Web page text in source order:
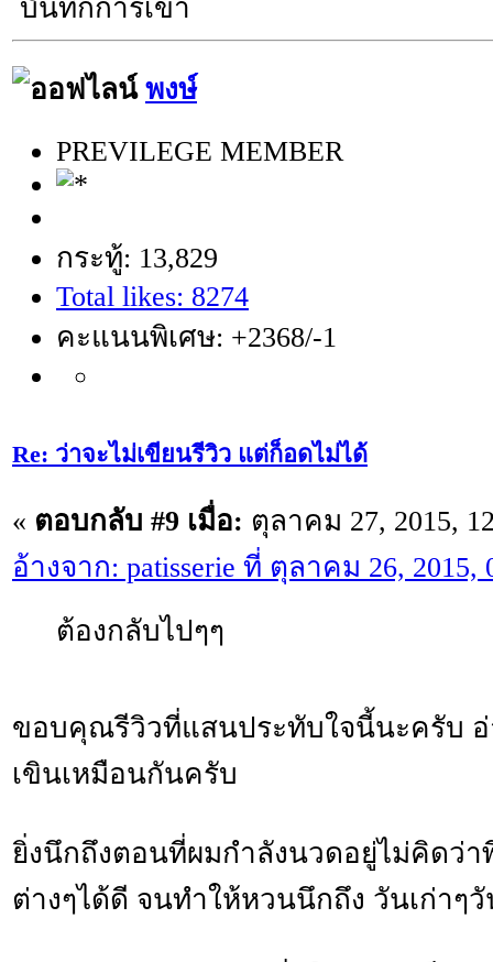
บันทึกการเข้า
พงษ์
PREVILEGE MEMBER
กระทู้: 13,829
Total likes: 8274
คะแนนพิเศษ: +2368/-1
Re: ว่าจะไม่เขียนรีวิว แต่ก็อดไม่ได้
« ตอบกลับ #9 เมื่อ: ตุลาคม 27, 2015,
อ้างจาก: patisserie ที่ ตุลาคม 26, 2015,
ต้องกลับไปๆๆ
ขอบคุณรีวิวที่แสนประทับใจนี้นะครับ
เขินเหมือนกันครับ
ยิ่งนึกถึงตอนที่ผมกำลังนวดอยู่ไม่คิดว่า
ต่างๆได้ดี จนทำให้หวนนึกถึง วันเก่าๆ